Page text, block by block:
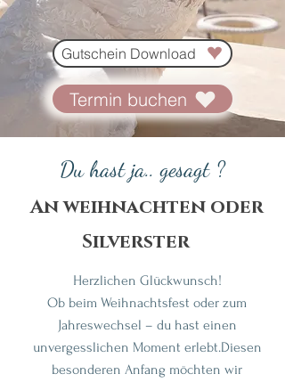
Gutschein Download
Termin buchen
Du hast ja.. gesagt ?
An weihnachten oder
Silverster
Herzlichen Glückwunsch!
Ob beim Weihnachtsfest oder zum
Jahreswechsel – du hast einen
unvergesslichen Moment erlebt.Diesen
besonderen Anfang möchten wir